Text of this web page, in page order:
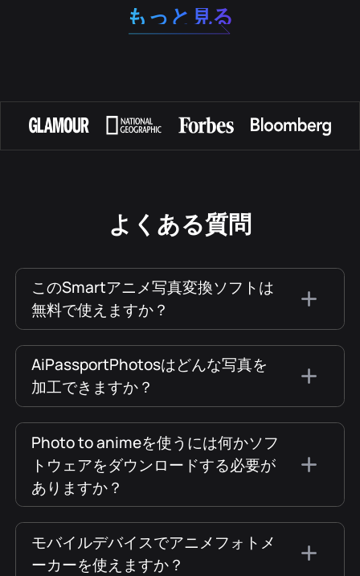
もっと見る
よくある質問
このSmartアニメ写真変換ソフトは
無料で使えますか？
AiPassportPhotosはどんな写真を
加工できますか？
Photo to animeを使うには何かソフ
トウェアをダウンロードする必要が
ありますか？
モバイルデバイスでアニメフォトメ
ーカーを使えますか？